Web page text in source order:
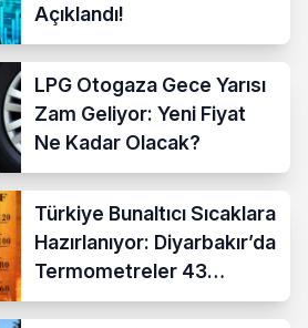
Açıklandı!
LPG Otogaza Gece Yarısı
Zam Geliyor: Yeni Fiyat
Ne Kadar Olacak?
Türkiye Bunaltıcı Sıcaklara
Hazırlanıyor: Diyarbakır’da
Termometreler 43
Dereceyi Gösterecek